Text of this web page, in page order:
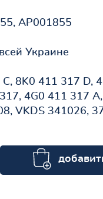
AP001855
Украине
8K0 411 317 D,
4G0 411 317
VKDS 341026,
корзину